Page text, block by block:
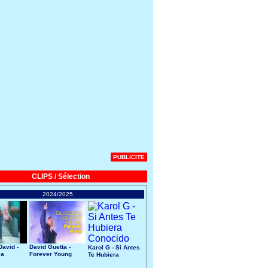
PUBLICITE
CLIPS / Sélection
2024/2025
-
David Guetta -
Forever Young
Karol G - Si Antes
Te Hubiera